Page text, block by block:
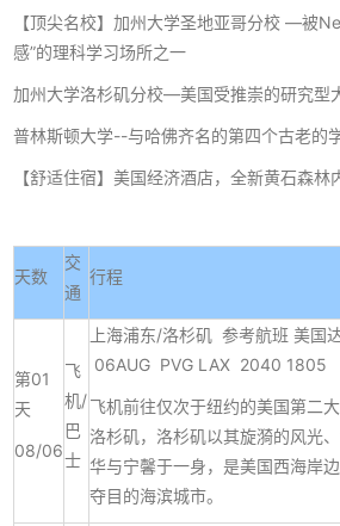
【顶尖名校】加州大学圣地亚哥分校 —被
感”的理科学习场所之一
加州大学洛杉矶分校—美国受推崇的研究型
普林斯顿大学--与哈佛齐名的第四个古老的
【舒适住宿】美国经济酒店，全新黄石森林
天数
交
通
行程
第01
天
08/06
飞
机/
巴
士
上海浦东/洛杉矶 参考航班 美国
06AUG PVG LAX 2040 1805
飞机前往仅次于纽约的美国第二
洛杉矶，洛杉矶以其旋漪的风光
华与宁馨于一身，是美国西海岸
夺目的海滨城市。